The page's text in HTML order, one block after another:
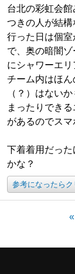
台北の彩虹会
つきの人が結構
行った日は個
で、奥の暗闇
にシャワーエ
チーム内はほ
（？）はないか
まったりでき
があるのでスマ
下着着用だっ
かな？
参考になったらク
«